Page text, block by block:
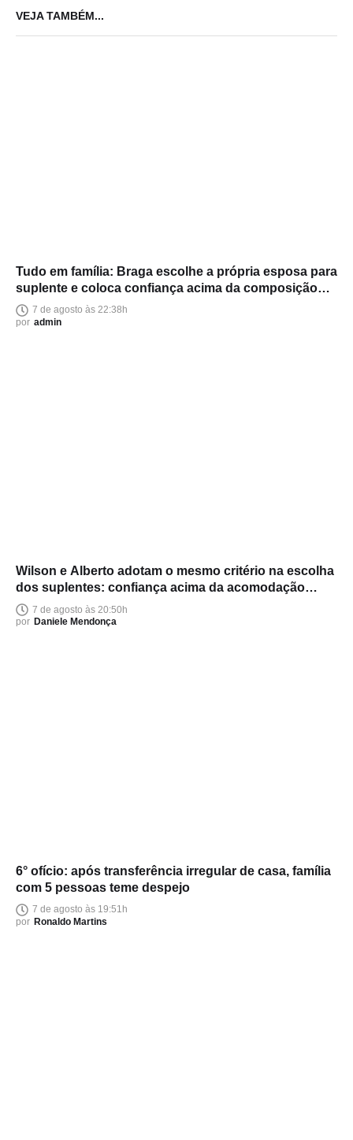
VEJA TAMBÉM...
Tudo em família: Braga escolhe a própria esposa para
suplente e coloca confiança acima da composição
política
7 de agosto às 22:38h
por admin
Wilson e Alberto adotam o mesmo critério na escolha
dos suplentes: confiança acima da acomodação
política
7 de agosto às 20:50h
por Daniele Mendonça
6° ofício: após transferência irregular de casa, família
com 5 pessoas teme despejo
7 de agosto às 19:51h
por Ronaldo Martins